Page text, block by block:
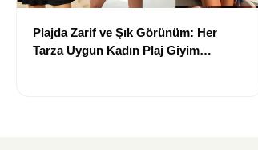
Plajda Zarif ve Şık Görünüm: Her
Tarza Uygun Kadın Plaj Giyim